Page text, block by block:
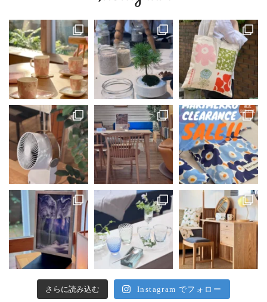
さらに読み込む Instagram でフォロー